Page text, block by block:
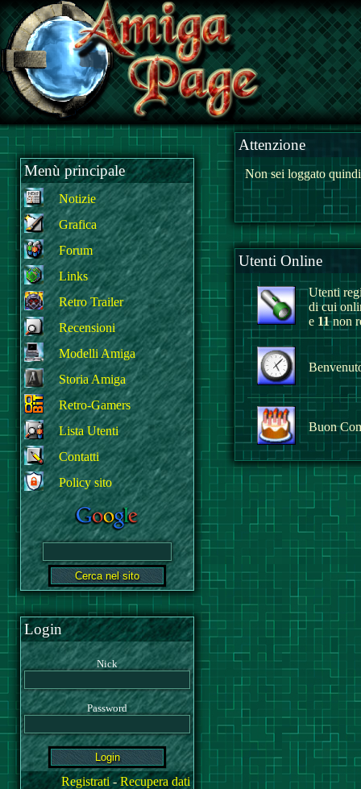
Menù principale
Notizie
Grafica
Forum
Links
Retro Trailer
Recensioni
Modelli Amiga
Storia Amiga
Retro-Gamers
Lista Utenti
Contatti
Policy sito
Login
Nick
Password
Registrati-Recupera dati
Attenzione
Non sei loggato
Utenti Online
Utenti
di cui
e 11non
Buon